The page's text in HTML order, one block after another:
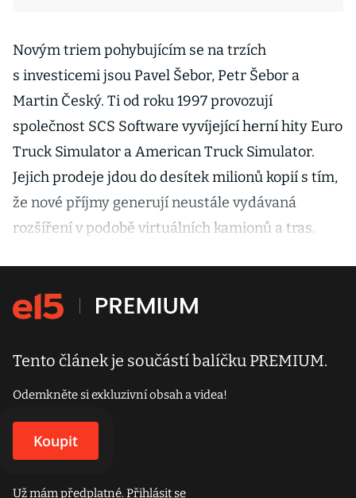
Novým triem pohybujícím se na trzích
s investicemi jsou Pavel Šebor, Petr Šebor a
Martin Český. Ti od roku 1997 provozují
společnost SCS Software vyvíjející herní hity Euro
Truck Simulator a American Truck Simulator.
Jejich prodeje jdou do desítek milionů kopií s tím,
že nové příjmy generují neustále vydávaná
rozšíření v podobě virtuálních kamionů a tras.
Tento článek je součástí balíčku PREMIUM.
Odemkněte si exkluzivní obsah a videa!
Koupit
Už mám předplatné.Přihlásit se